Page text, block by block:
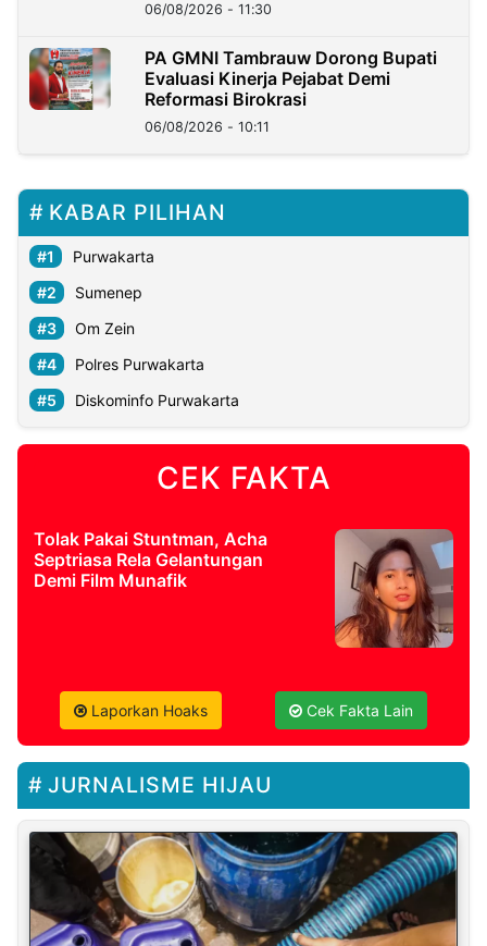
06/08/2026 - 11:30
PA GMNI Tambrauw Dorong Bupati
Evaluasi Kinerja Pejabat Demi
Reformasi Birokrasi
06/08/2026 - 10:11
KABAR PILIHAN
Purwakarta
Sumenep
Om Zein
Polres Purwakarta
Diskominfo Purwakarta
CEK FAKTA
Tolak Pakai Stuntman, Acha
Septriasa Rela Gelantungan
Demi Film Munafik
Laporkan Hoaks Cek Fakta Lain
JURNALISME HIJAU